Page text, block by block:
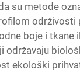
su metode
održivosti
boje i tkane
održavaju
ekološki